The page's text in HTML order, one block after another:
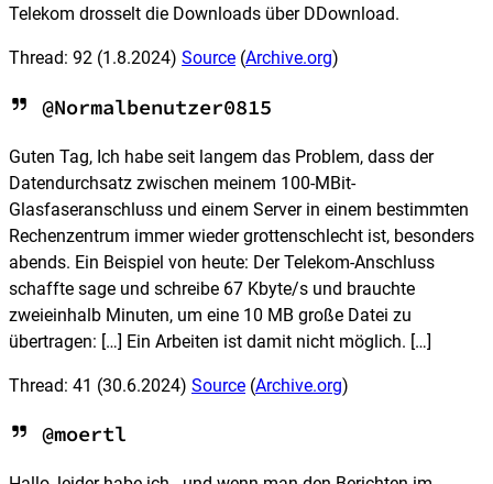
Telekom drosselt die Downloads über DDownload.
Thread: 92 (1.8.2024) Source (Archive.org)
@Normalbenutzer0815
Guten Tag, Ich habe seit langem das Problem, dass der
Datendurchsatz zwischen meinem 100-MBit-
Glasfaseranschluss und einem Server in einem bestimmten
Rechenzentrum immer wieder grottenschlecht ist, besonders
abends. Ein Beispiel von heute: Der Telekom-Anschluss
schaffte sage und schreibe 67 Kbyte/s und brauchte
zweieinhalb Minuten, um eine 10 MB große Datei zu
übertragen: […] Ein Arbeiten ist damit nicht möglich. […]
Thread: 41 (30.6.2024) Source (Archive.org)
@moertl